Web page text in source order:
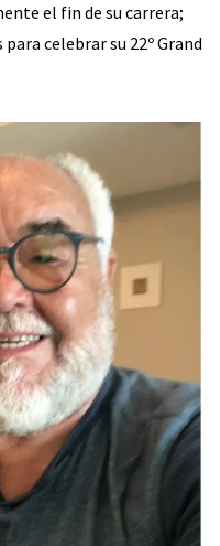
el fin de su carrera;
celebrar su 22º Grand